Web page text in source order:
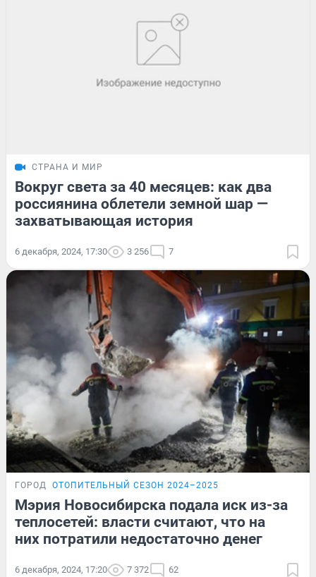
СТРАНА И МИР
Вокруг света за 40 месяцев: как два
россиянина облетели земной шар —
захватывающая история
6 декабря, 2024, 17:30 3 256 7
ГОРОД ОТОПИТЕЛЬНЫЙ СЕЗОН 2024–2025
Мэрия Новосибирска подала иск из-за
теплосетей: власти считают, что на
них потратили недостаточно денег
6 декабря, 2024, 17:20 7 372 62